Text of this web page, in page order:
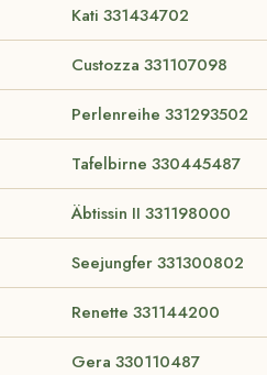
Kati 331434702
Custozza 331107098
Perlenreihe 331293502
Tafelbirne 330445487
Äbtissin II 331198000
Seejungfer 331300802
Renette 331144200
Gera 330110487